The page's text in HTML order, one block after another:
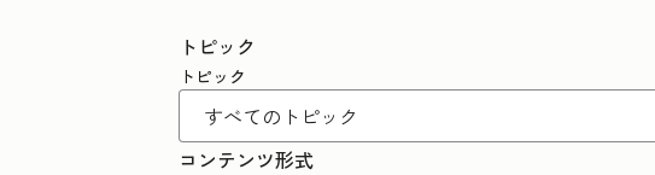
トピック
トピック
コンテンツ形式